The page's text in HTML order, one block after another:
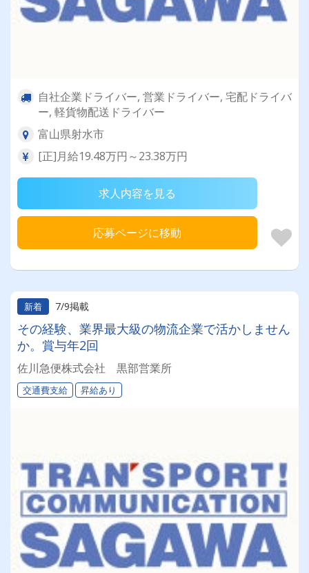
自社企業ドライバー, 営業ドライバー, 宅配ドライバ
ー, 軽貨物配送ドライバー
富山県射水市
[正]月給19.48万円～23.38万円
求人内容を見る
応募ページに移動
新着 7/9掲載
その経験、業界最大級の物流企業で活かしません
か。賞与年2回
佐川急便株式会社 黒部営業所
交通費支給 昇給あり